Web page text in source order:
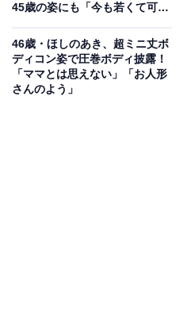
45歳の姿にも「今も若くて可愛
46歳・ほしのあき、超ミニ丈ボ
ディコン姿で圧巻ボディ披露！
「ママとは思えない」「お人形
さんのよう」